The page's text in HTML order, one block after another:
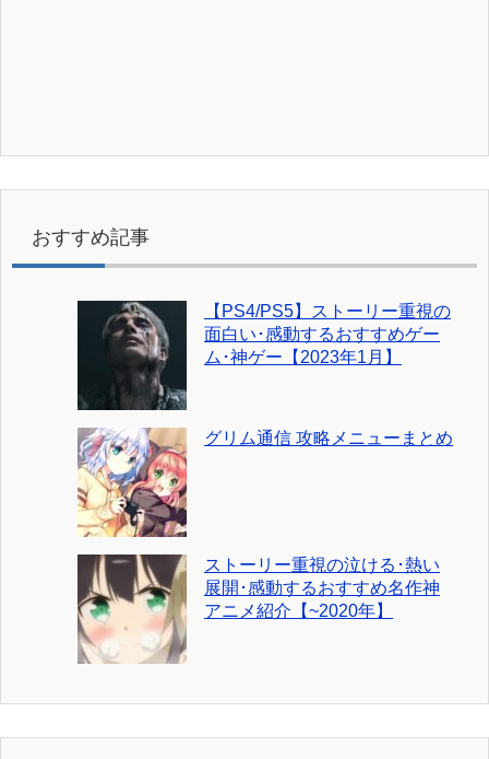
おすすめ記事
【PS4/PS5】ストーリー重視の
面白い･感動するおすすめゲー
ム･神ゲー【2023年1月】
グリム通信 攻略メニューまとめ
ストーリー重視の泣ける･熱い
展開･感動するおすすめ名作神
アニメ紹介【~2020年】